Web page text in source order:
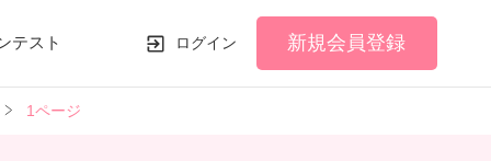
テスト ログイン 新規会員登録
1ページ